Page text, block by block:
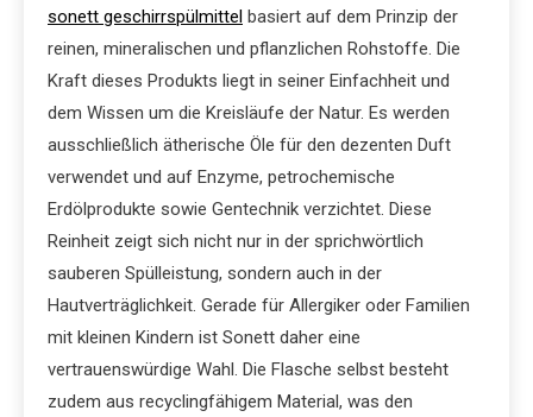
sonett geschirrspülmittel basiert auf dem Prinzip der
reinen, mineralischen und pflanzlichen Rohstoffe. Die
Kraft dieses Produkts liegt in seiner Einfachheit und
dem Wissen um die Kreisläufe der Natur. Es werden
ausschließlich ätherische Öle für den dezenten Duft
verwendet und auf Enzyme, petrochemische
Erdölprodukte sowie Gentechnik verzichtet. Diese
Reinheit zeigt sich nicht nur in der sprichwörtlich
sauberen Spülleistung, sondern auch in der
Hautverträglichkeit. Gerade für Allergiker oder Familien
mit kleinen Kindern ist Sonett daher eine
vertrauenswürdige Wahl. Die Flasche selbst besteht
zudem aus recyclingfähigem Material, was den